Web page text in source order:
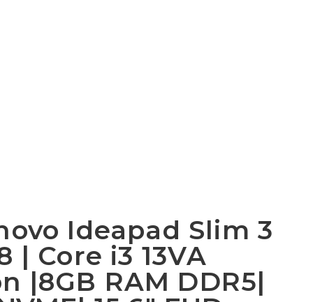
Ideapad Slim 3
| Core i3 13VA
|8GB RAM DDR5|